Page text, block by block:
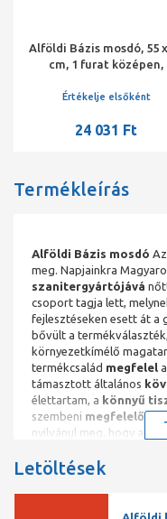
Alföldi Bázis mosdó, 55
cm, 1 furat középen,
csapszerelvény
Értékelje elsőként
24 031 Ft
Termékleírás
Alföldi Bázis mosdó
meg. Napjainkra
szanitergyártójává
csoport tagja lett,
fejlesztéseken esett át a
bővült a
környezetkímélő
termékcsalád megfelel
támasztott általános
élettartam, a könnyű
szembeni megfelelő
nyilvánul meg, hogy a
ellenállóképesség igen
formavilágakerüli a
különböző
Letöltések